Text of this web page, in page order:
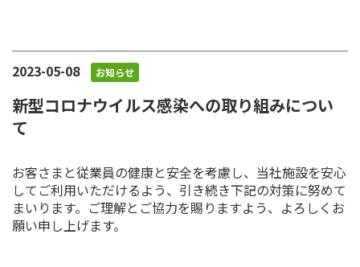
2023-05-08 お知らせ
新型コロナウイルス感染への取り組みについ
て
お客さまと従業員の健康と安全を考慮し、当社施設を安心
してご利用いただけるよう、引き続き下記の対策に努めて
まいります。ご理解とご協力を賜りますよう、よろしくお
願い申し上げます。